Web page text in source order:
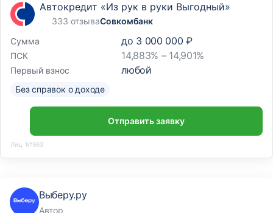
Автокредит «Из рук в руки Выгодный»
333 отзываСовкомбанк
Сумма
до 3 000 000 ₽
ПСК 14,883% – 14,901%
Первый взнос любой
Без справок о доходе
Отправить заявку
Лиц. №963
Выберу.ру
Автор